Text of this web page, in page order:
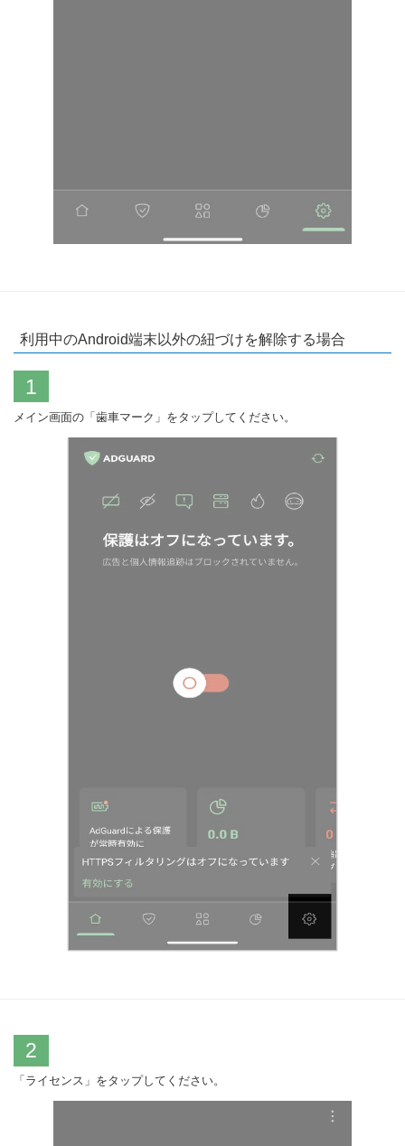
利用中のAndroid端末以外の紐づけを解除する場合
1
メイン画面の「歯車マーク」をタップしてください。
2
「ライセンス」をタップしてください。